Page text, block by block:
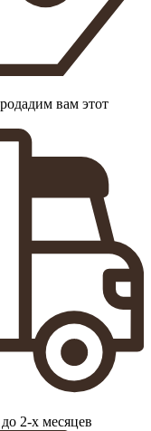
вам этот
2-х месяцев